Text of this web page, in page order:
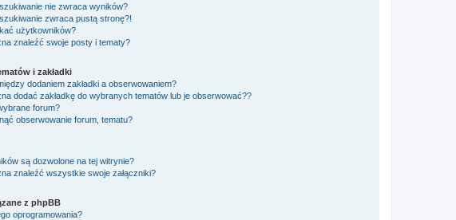
nie zwraca wyników?
zwraca pustą stronę?!
użytkowników?
znaleźć swoje posty i tematy?
i zakładki
dodaniem zakładki a obserwowaniem?
dodać zakładkę do wybranych tematów lub je obserwować??
forum?
obserwowanie forum, tematu?
są dozwolone na tej witrynie?
znaleźć wszystkie swoje załączniki?
z phpBB
oprogramowania?